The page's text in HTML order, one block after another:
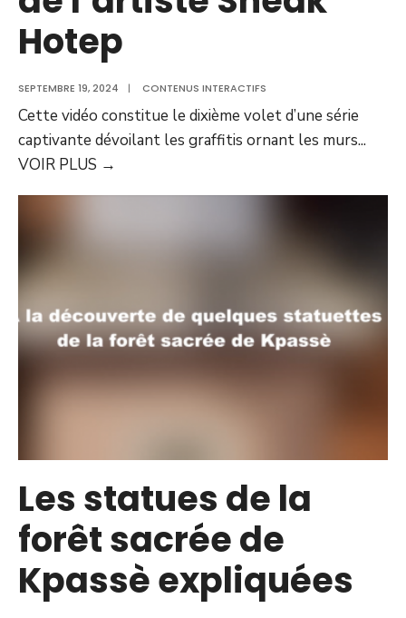
Hotep
SEPTEMBRE 19, 2024 | CONTENUS INTERACTIFS
Cette vidéo constitue le dixième volet d’une série
captivante dévoilant les graffitis ornant les murs...
VOIR PLUS →
Les statues de la
forêt sacrée de
Kpassè expliquées